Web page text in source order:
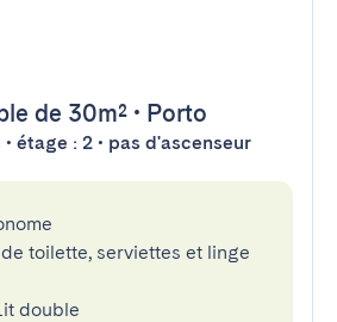
de 30m² • Porto
étage : 2 • pas d'ascenseur
toilette, serviettes et linge
double